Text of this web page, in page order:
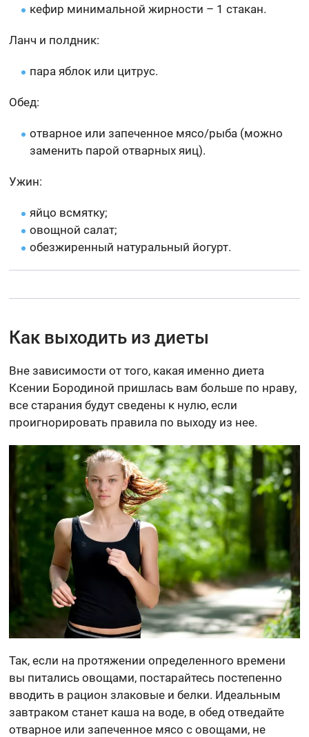
кефир минимальной жирности – 1 стакан.
Ланч и полдник:
пара яблок или цитрус.
Обед:
отварное или запеченное мясо/рыба (можно
заменить парой отварных яиц).
Ужин:
яйцо всмятку;
овощной салат;
обезжиренный натуральный йогурт.
Как выходить из диеты
Вне зависимости от того, какая именно диета
Ксении Бородиной пришлась вам больше по нраву,
все старания будут сведены к нулю, если
проигнорировать правила по выходу из нее.
Так, если на протяжении определенного времени
вы питались овощами, постарайтесь постепенно
вводить в рацион злаковые и белки. Идеальным
завтраком станет каша на воде, в обед отведайте
отварное или запеченное мясо с овощами, не